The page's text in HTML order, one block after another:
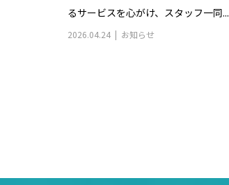
るサービスを心がけ、スタッフ一同...
2026.04.24 お知らせ